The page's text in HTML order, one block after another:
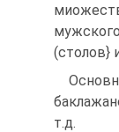
(столов}
т.д.